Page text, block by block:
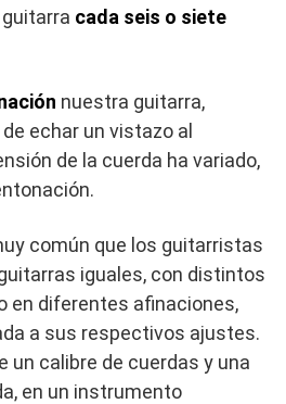
cada seis o siete
nuestra guitarra,
echar un vistazo al
de la cuerda ha variado,
común que los guitarristas
iguales, con distintos
en diferentes afinaciones,
a sus respectivos ajustes.
un calibre de cuerdas y una
en un instrumento